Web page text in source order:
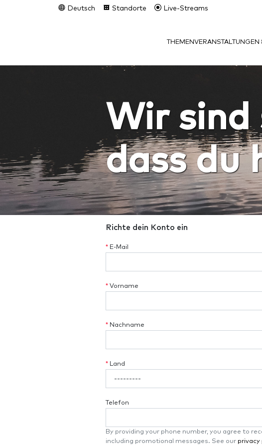
Deutsch Standorte Live-Streams
THEMENVERANSTALTUNGEN
Wir sind
dass du
Richte dein Konto ein
* E-Mail
* Vorname
* Nachname
* Land
Telefon
By providing your phone number, you agree to
including promotional messages. See our privacy